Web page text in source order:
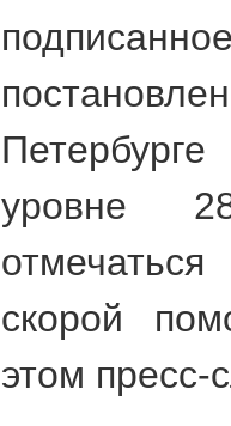
уровне
скорой
этом пресс-